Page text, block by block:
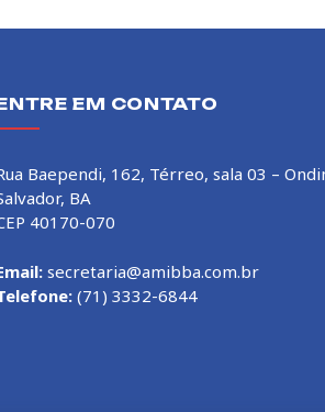
EM CONTATO
Baependi, 162, Térreo, sala 03 –
BA
40170-070
secretaria@amibba.com.br
(71) 3332-6844